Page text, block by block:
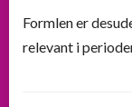
Formlen er
relevant i